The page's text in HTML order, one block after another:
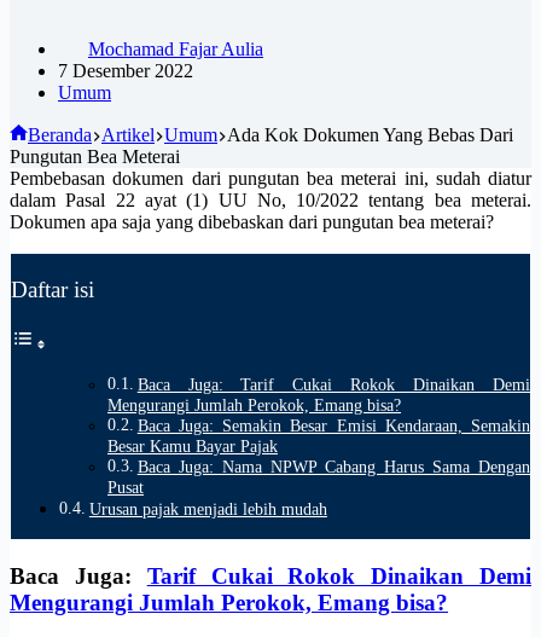
Mochamad Fajar Aulia
7 Desember 2022
Umum
Beranda Artikel Umum Ada Kok Dokumen Yang Bebas Dari
Pungutan Bea Meterai
Pembebasan dokumen dari pungutan bea meterai ini, sudah diatur
dalam Pasal 22 ayat (1) UU No, 10/2022 tentang bea meterai.
Dokumen apa saja yang dibebaskan dari pungutan bea meterai?
Daftar isi
Baca Juga: Tarif Cukai Rokok Dinaikan Demi
Mengurangi Jumlah Perokok, Emang bisa?
Baca Juga: Semakin Besar Emisi Kendaraan, Semakin
Besar Kamu Bayar Pajak
Baca Juga: Nama NPWP Cabang Harus Sama Dengan
Pusat
Urusan pajak menjadi lebih mudah
Baca Juga: Tarif Cukai Rokok Dinaikan Demi
Mengurangi Jumlah Perokok, Emang bisa?